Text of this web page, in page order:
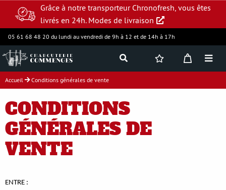
Grâce à notre transporteur Chronofresh, vous êtes
livrés en 24h. Modes de livraison
05 61 68 48 20 du lundi au vendredi de 9h à 12 et de 14h à 17h
Jambon supérieur
Charcuterie
Produits frais
Accueil Conditions générales de vente
CONDITIONS
GÉNÉRALES DE
VENTE
ENTRE :